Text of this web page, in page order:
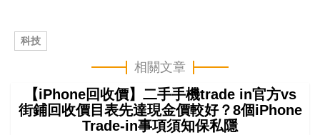
科技
相關文章
【iPhone回收價】二手手機trade in官方vs
街鋪回收價目表先達現金價較好？8個iPhone
Trade-in事項須知保私隱